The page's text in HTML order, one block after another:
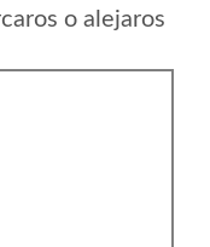
o alejaros